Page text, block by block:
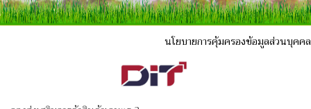
นโยบายการคุ้มครองข้อมูลส่วนบุคคล